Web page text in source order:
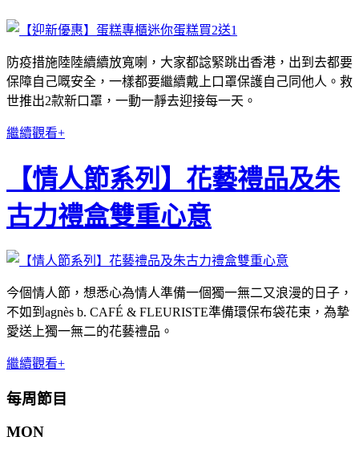
防疫措施陸陸續續放寬喇，大家都諗緊跳出香港，出到去都要
保障自己嘅安全，一樣都要繼續戴上口罩保護自己同他人。救
世推出2款新口罩，一動一靜去迎接每一天。
繼續觀看+
【情人節系列】花藝禮品及朱
古力禮盒雙重心意
今個情人節，想悉心為情人準備一個獨一無二又浪漫的日子，
不如到agnès b. CAFÉ & FLEURISTE準備環保布袋花束，為摯
愛送上獨一無二的花藝禮品。
繼續觀看+
每周節目
MON